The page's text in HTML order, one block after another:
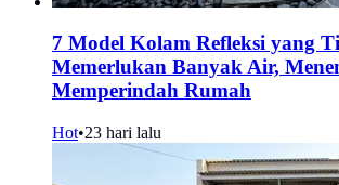
7 Model Kolam Refleksi yang
Memerlukan Banyak Air,
Memperindah Rumah
Hot•23 hari lalu